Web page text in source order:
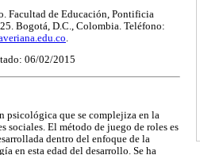
Facultad de Educación, Pontificia
Bogotá, D.C., Colombia. Teléfono:
06/02/2015
psicológica que se complejiza en la
sociales. El método de juego de roles es
dentro del enfoque de la
en esta edad del desarrollo. Se ha